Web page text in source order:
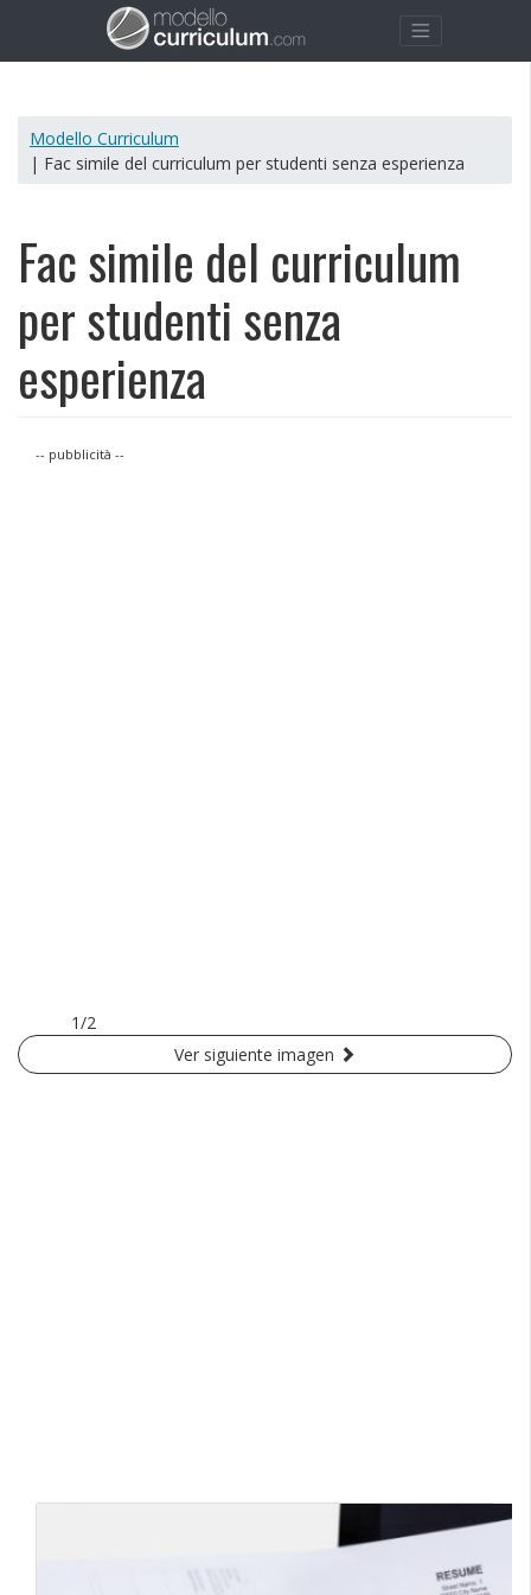
Modello Curriculum
| Fac simile del curriculum per studenti senza esperienza
Fac simile del curriculum
per studenti senza
esperienza
-- pubblicità --
1/2
Ver siguiente imagen